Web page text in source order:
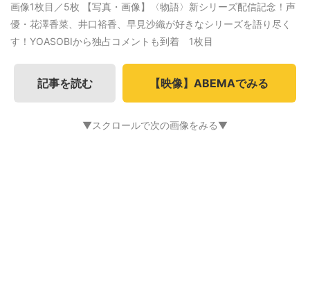
画像1枚目／5枚 【写真・画像】〈物語〉新シリーズ配信記念！声
優・花澤香菜、井口裕香、早見沙織が好きなシリーズを語り尽く
す！YOASOBIから独占コメントも到着 1枚目
記事を読む 【映像】ABEMAでみる
▼スクロールで次の画像をみる▼